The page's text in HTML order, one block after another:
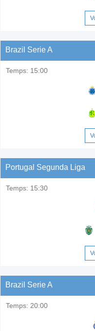
Brazil Serie A
Temps: 15:00
Portugal Segunda Liga
Temps: 15:30
Brazil Serie A
Temps: 20:00